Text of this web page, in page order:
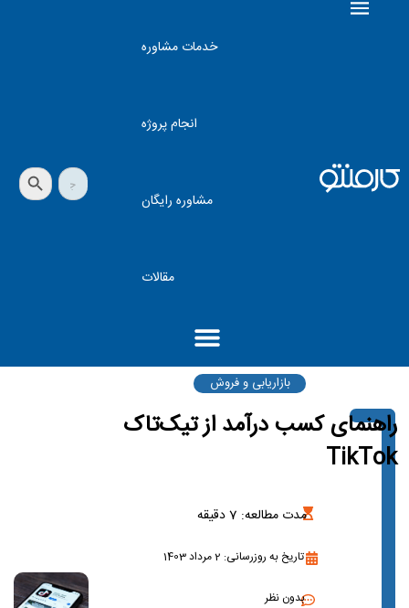
خدمات مشاوره
انجام پروژه
مشاوره رایگان
مقالات
جستجو
برای:
دکمه جستجو
بازاریابی و فروش
راهنمای کسب درآمد از تیک‌تاک
TikTok
مدت مطالعه: 7دقیقه
تاریخ به روزرسانی: 2 مرداد 1403
بدون نظر